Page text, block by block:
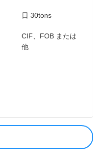
日 30tons
CIF、FOB または
他